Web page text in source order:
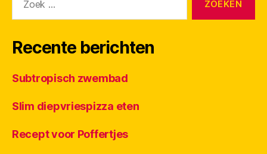
naar:
Recente berichten
Subtropisch zwembad
Slim diepvriespizza eten
Recept voor Poffertjes